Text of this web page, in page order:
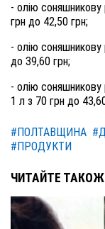
- олію
грн до 42,50 грн;
- олію
до 39,60 грн;
- олію
1 л з 70 грн до
#ПОЛТАВЩИНА
#ПРОДУКТИ
ЧИТАЙТЕ ТАКОЖ